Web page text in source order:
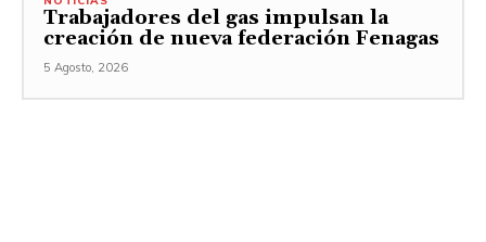
Trabajadores del gas impulsan la
creación de nueva federación Fenagas
5 Agosto, 2026